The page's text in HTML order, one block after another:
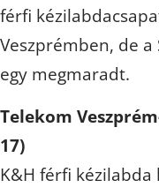
férfi
Veszprémben, de
egy megmaradt.
Telekom
17)
K&H férfi kézilabda